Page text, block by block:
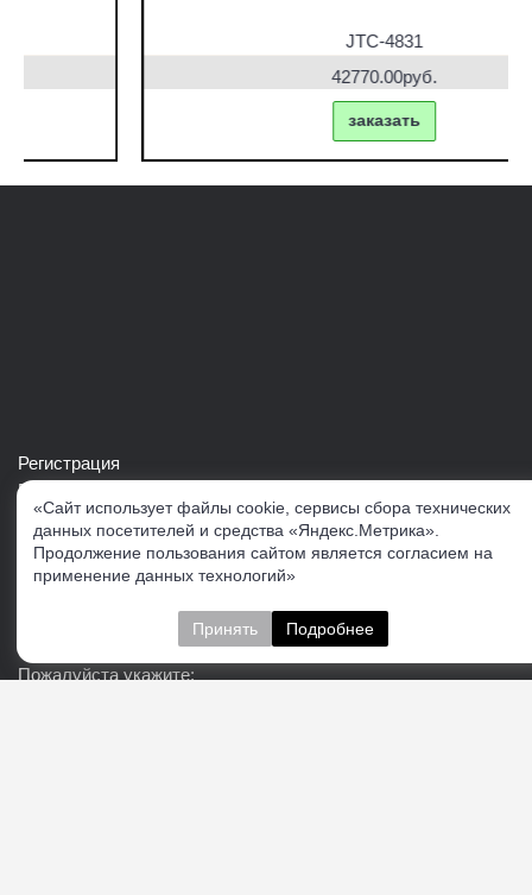
Регистрация
Войти в свой аккаунт
Скачать каталог продукции VERTUL
Следите за нами
Пожалуйста укажите:
«Сайт использует файлы cookie, сервисы сбора технических
данных посетителей и средства «Яндекс.Метрика».
Продолжение пользования сайтом является согласием на
применение данных технологий»
Принять Подробнее